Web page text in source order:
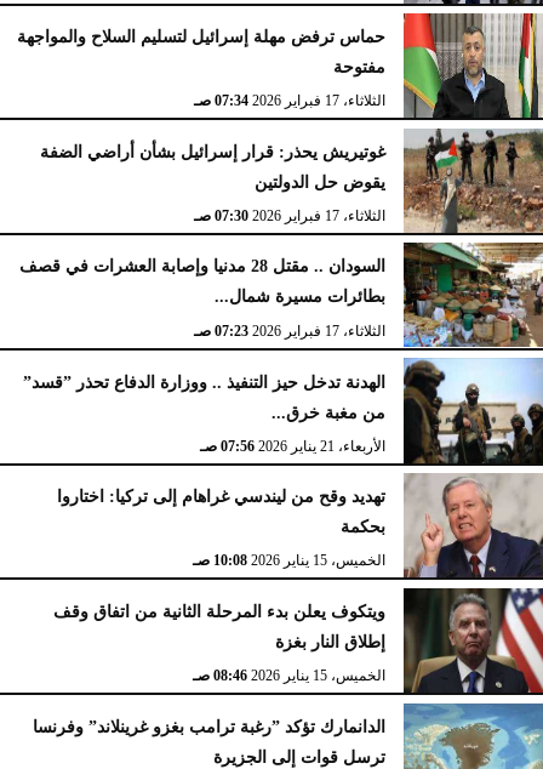
حماس ترفض مهلة إسرائيل لتسليم السلاح والمواجهة
مفتوحة
الثلاثاء، 17 فبراير 2026 07:34 صـ
غوتيريش يحذر: قرار إسرائيل بشأن أراضي الضفة
يقوض حل الدولتين
الثلاثاء، 17 فبراير 2026 07:30 صـ
السودان .. مقتل 28 مدنيا وإصابة العشرات في قصف
بطائرات مسيرة شمال...
الثلاثاء، 17 فبراير 2026 07:23 صـ
الهدنة تدخل حيز التنفيذ .. ووزارة الدفاع تحذر ”قسد”
من مغبة خرق...
الأربعاء، 21 يناير 2026 07:56 صـ
تهديد وقح من ليندسي غراهام إلى تركيا: اختاروا
بحكمة
الخميس، 15 يناير 2026 10:08 صـ
ويتكوف يعلن بدء المرحلة الثانية من اتفاق وقف
إطلاق النار بغزة
الخميس، 15 يناير 2026 08:46 صـ
الدانمارك تؤكد ”رغبة ترامب بغزو غرينلاند” وفرنسا
ترسل قوات إلى الجزيرة